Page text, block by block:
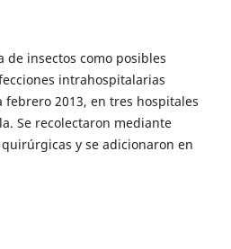
de insectos como posibles
intrahospitalarias
2013, en tres hospitales
Se recolectaron mediante
y se adicionaron en